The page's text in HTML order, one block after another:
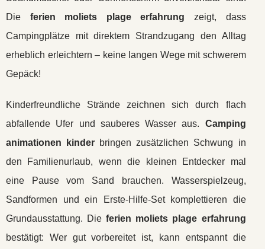
Die ferien moliets plage erfahrung zeigt, dass
Campingplätze mit direktem Strandzugang den Alltag
erheblich erleichtern – keine langen Wege mit schwerem
Gepäck!
Kinderfreundliche Strände zeichnen sich durch flach
abfallende Ufer und sauberes Wasser aus. Camping
animationen kinder bringen zusätzlichen Schwung in
den Familienurlaub, wenn die kleinen Entdecker mal
eine Pause vom Sand brauchen. Wasserspielzeug,
Sandformen und ein Erste-Hilfe-Set komplettieren die
Grundausstattung. Dieferien moliets plage erfahrung
bestätigt: Wer gut vorbereitet ist, kann entspannt die